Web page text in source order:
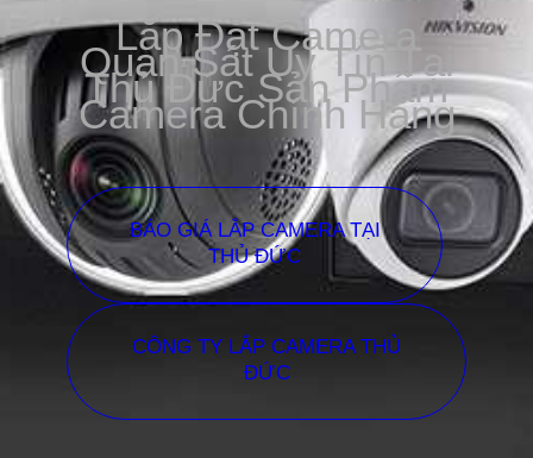
Lắp Đặt Camera
Quan Sát Uy Tín Tại
Thủ Đức Sản Phẩm
Camera Chính Hãng
BÁO GIÁ LẮP CAMERA TẠI
THỦ ĐỨC
CÔNG TY LẮP CAMERA THỦ
ĐỨC